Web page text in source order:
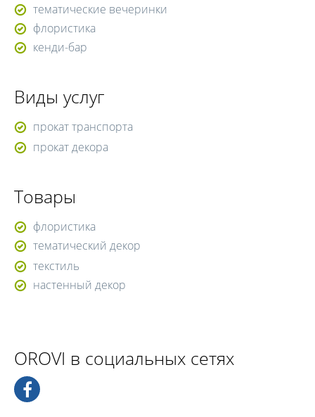
тематические вечеринки
флористика
кенди-бар
Виды услуг
прокат транспорта
прокат декора
Товары
флористика
тематический декор
текстиль
настенный декор
OROVI в социальных сетях